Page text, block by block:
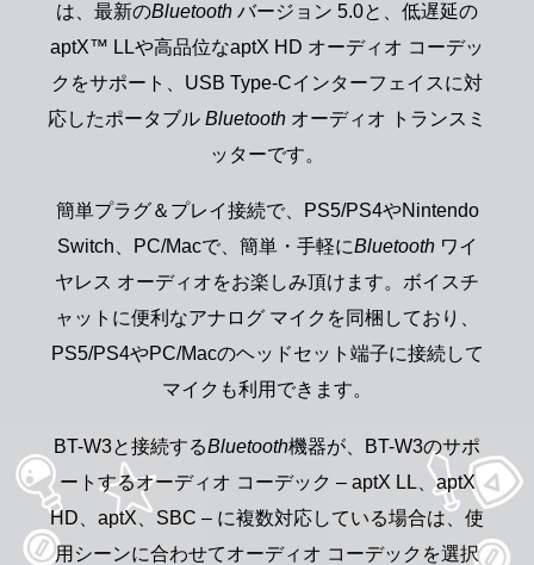
は、最新のBluetooth バージョン 5.0と、低遅延の
aptX™ LLや高品位なaptX HD オーディオ コーデッ
クをサポート、USB Type-Cインターフェイスに対
応したポータブル Bluetooth オーディオ トランスミ
ッターです。
簡単プラグ＆プレイ接続で、PS5/PS4やNintendo
Switch、PC/Macで、簡単・手軽にBluetoothワイ
ヤレス オーディオをお楽しみ頂けます。ボイスチ
ャットに便利なアナログ マイクを同梱しており、
PS5/PS4やPC/Macのヘッドセット端子に接続して
マイクも利用できます。
BT-W3と接続するBluetooth機器が、BT-W3のサポ
ートするオーディオ コーデック – aptX LL、aptX
HD、aptX、SBC – に複数対応している場合は、使
用シーンに合わせてオーディオ コーデックを選択